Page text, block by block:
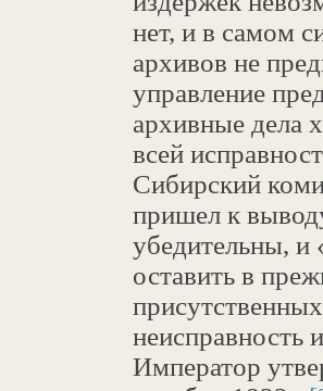
нет, и в самом
архивов не
управление
архивные дела
всей
Сибирский
пришел к
убедительны, и
оставить в
неисправность
Император